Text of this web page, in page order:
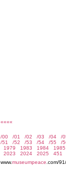
««««
www.museumpeace .com/